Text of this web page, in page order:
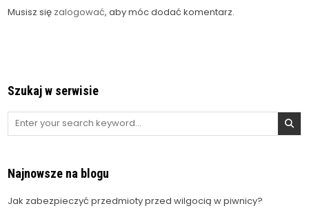
Musisz się zalogować, aby móc dodać komentarz.
Szukaj w serwisie
Search
Najnowsze na blogu
Jak zabezpieczyć przedmioty przed wilgocią w piwnicy?